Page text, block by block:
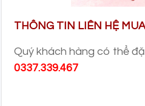
THÔNG TIN LIÊN HỆ
Quý khách hàng có thể
0337.339.467